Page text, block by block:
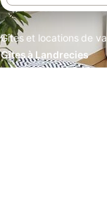
Gîtes et locations de
Gîtes à Landrecies